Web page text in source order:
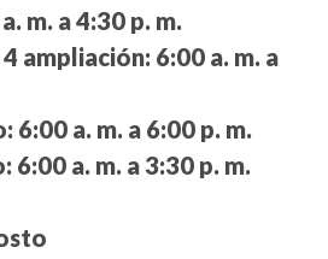
m. a 4:30 p. m.
ampliación: 6:00 a. m. a
6:00 a. m. a 6:00 p. m.
6:00 a. m. a 3:30 p. m.